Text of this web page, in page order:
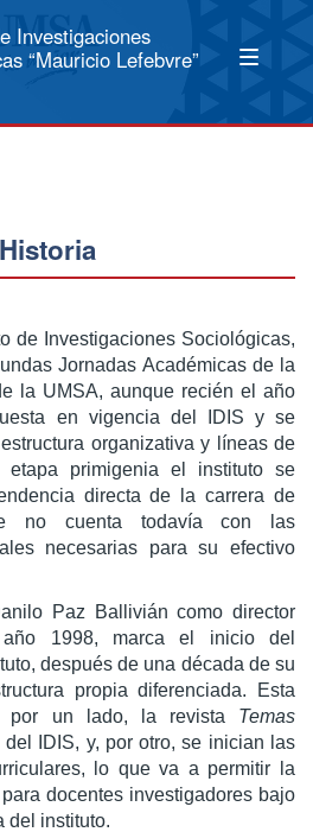
Investigaciones
“Mauricio Lefebvre”
Historia
de Investigaciones Sociológicas,
Jornadas Académicas de la
la UMSA, aunque recién el año
en vigencia del IDIS y se
organizativa y líneas de
etapa primigenia el instituto se
directa de la carrera de
no cuenta todavía con las
necesarias para su efectivo
Paz Ballivián como director
1998, marca el inicio del
después de una década de su
propia diferenciada. Esta
por un lado, la revista Temas
IDIS, y, por otro, se inician las
lo que va a permitir la
docentes investigadores bajo
del instituto.